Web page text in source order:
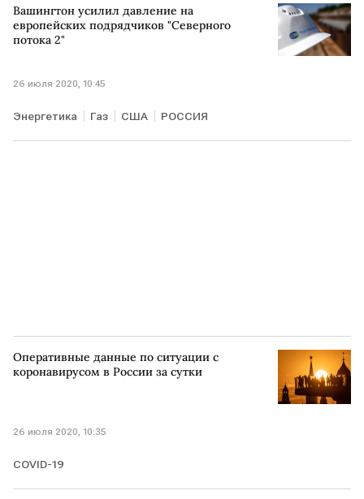
Вашингтон усилил давление на
европейских подрядчиков "Северного
потока 2"
26 июля 2020, 10:45
Энергетика Газ США РОССИЯ
Оперативные данные по ситуации с
коронавирусом в России за сутки
26 июля 2020, 10:35
COVID-19